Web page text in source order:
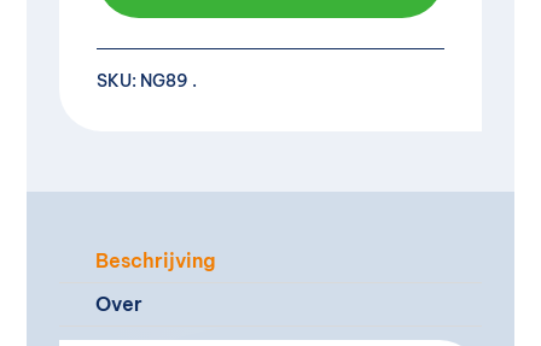
e
SKU: NG89
Beschrijving
Over